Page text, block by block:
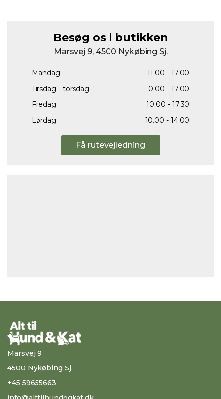
Besøg os i butikken
Marsvej 9, 4500 Nykøbing Sj.
Mandag
11.00 - 17.00
Tirsdag - torsdag
10.00 - 17.00
Fredag
10.00 - 17.30
Lørdag
10.00 - 14.00
Få rutevejledning
Marsvej 9
4500 Nykøbing Sj.
+45 59655663